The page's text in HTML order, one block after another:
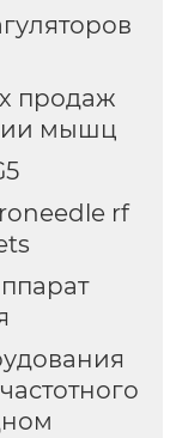
продаж
мышц
rf